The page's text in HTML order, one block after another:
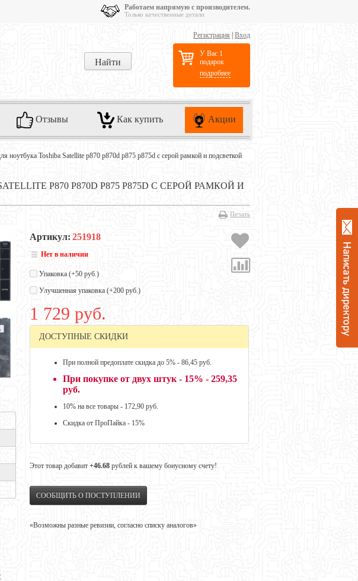
Работаем напрямую с производителем.
Только качественные детали
Регистрация Вход
У Вас 1
подарок
подробнее
Отзывы Как купить Акции
ноутбука Toshiba Satellite p870 p870d p875 p875d с серой рамкой и подсветкой
P870 P870D P875 P875D С СЕРОЙ РАМКОЙ И
Печать
Артикул: 251918
Нет в наличии
Упаковка (+50 руб.)
Улучшенная упаковка (+200 руб.)
1 729 руб.
ДОСТУПНЫЕ СКИДКИ
При полной предоплате скидка до 5% - 86,45 руб.
При покупке от двух штук - 15% - 259,35
руб.
10% на все товары - 172,90 руб.
Скидка от ПроПайка - 15%
Этот товар добавит +46.68 рублей к вашему бонусному счету!
СООБЩИТЬ О ПОСТУПЛЕНИИ
«Возможны разные ревизии, согласно списку аналогов»